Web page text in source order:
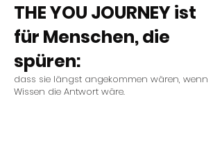
THE YOU JOURNEY ist
für Menschen, die
spüren:
​dass sie längst angekommen wären, wenn
Wissen die Antwort wäre.